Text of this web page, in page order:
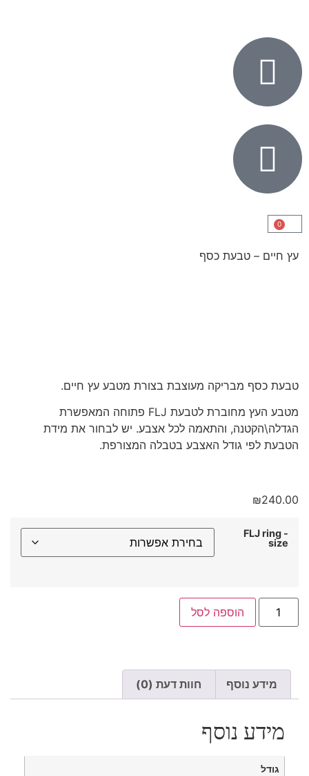
0
עץ חיים – טבעת כסף
טבעת כסף מבריקה מעוצבת בצורת מטבע עץ חיים.
מטבע העץ מחוברת לטבעת FLJ פתוחה המאפשרת
הגדלה\הקטנה, והתאמה לכל אצבע. יש לבחור את מידת
הטבעת לפי גודל האצבע בטבלה המצורפת.
₪240.00
FLJ ring -
size
הוספה לסל
מידע נוסף חוות דעת (0)
מידע נוסף
גודל